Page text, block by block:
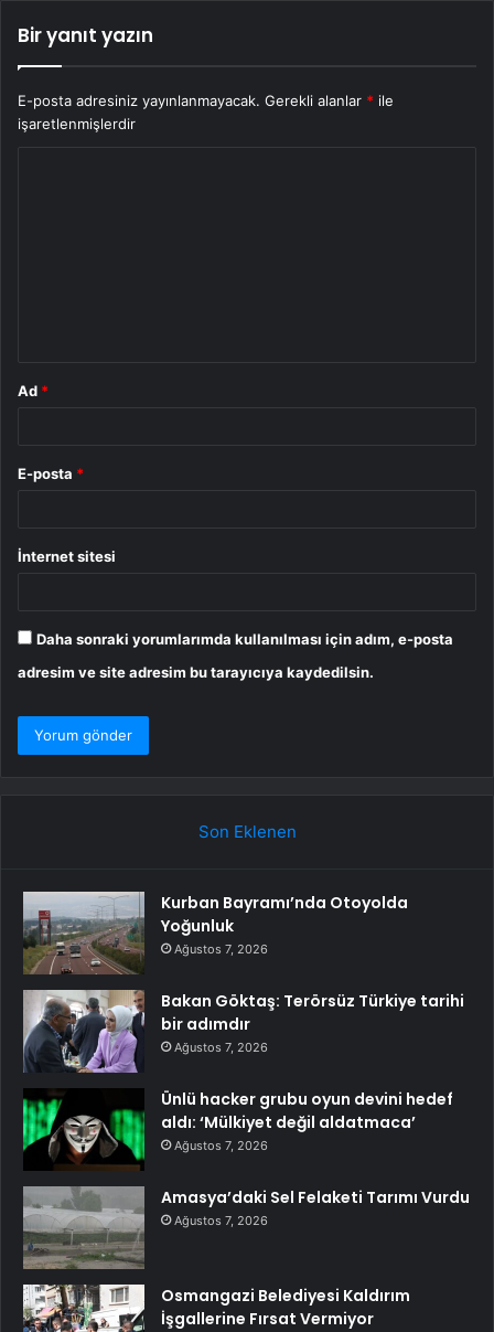
Bir yanıt yazın
E-posta adresiniz yayınlanmayacak. Gerekli alanlar * ile
işaretlenmişlerdir
Ad *
E-posta *
İnternet sitesi
Daha sonraki yorumlarımda kullanılması için adım, e-posta
adresim ve site adresim bu tarayıcıya kaydedilsin.
Son Eklenen
Kurban Bayramı’nda Otoyolda
Yoğunluk
Ağustos 7, 2026
Bakan Göktaş: Terörsüz Türkiye tarihi
bir adımdır
Ağustos 7, 2026
Ünlü hacker grubu oyun devini hedef
aldı: ‘Mülkiyet değil aldatmaca’
Ağustos 7, 2026
Amasya’daki Sel Felaketi Tarımı Vurdu
Ağustos 7, 2026
Osmangazi Belediyesi Kaldırım
İşgallerine Fırsat Vermiyor